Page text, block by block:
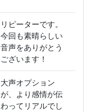
リピーターです。
今回も素晴らしい
音声をありがとう
ございます！
大声オプション
が、より感情が伝
わってリアルでし